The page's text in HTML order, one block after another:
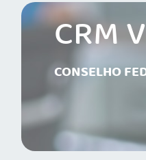
CRM
CONSELHO